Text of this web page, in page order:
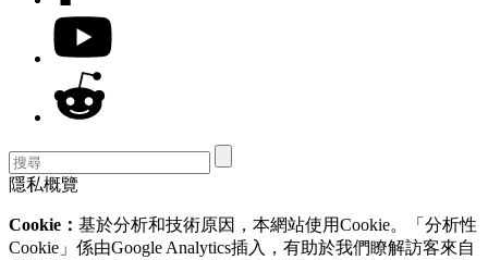
隱私概覽
Cookie： 基於分析和技術原因，本網站使用Cookie。「分析性
Cookie」係由Google Analytics插入，有助於我們瞭解訪客來自